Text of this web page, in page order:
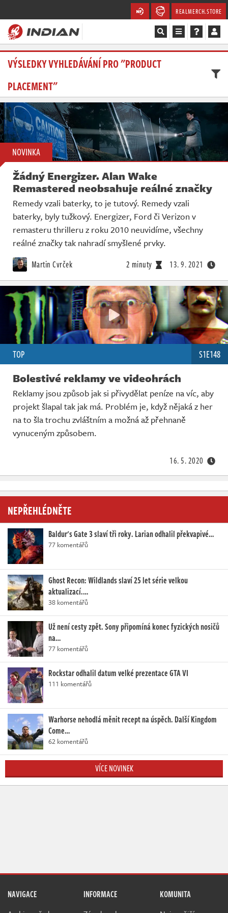
REALMERCH.STORE
Magazín
Recenze
Videa
Soutěže
Databáze
Komunita
Redakce
Živě
VÝSLEDKY VYHLEDÁVÁNÍ PRO "PRODUCT
PLACEMENT"
NOVINKA
Žádný Energizer. Alan Wake
Remastered neobsahuje reálné značky
Remedy vzali baterky, to je tutový. Remedy vzali
baterky, byly tužkový. Energizer, Ford či Verizon v
remasteru thrilleru z roku 2010 neuvidíme, všechny
reálné značky tak nahradí smyšlené prvky.
Martin Cvrček 2 minuty 13. 9. 2021
TOP S1E148
Bolestivé reklamy ve videohrách
Reklamy jsou způsob jak si přivydělat peníze na víc, aby
projekt šlapal tak jak má. Problém je, když nějaká z her
na to šla trochu zvláštním a možná až přehnaně
vynuceným způsobem.
16. 5. 2020
NEPŘEHLÉDNĚTE
Baldur's Gate 3 slaví tři roky. Larian odhalil překvapivé…
77 komentářů
Ghost Recon: Wildlands slaví 25 let série velkou
aktualizací.…
38 komentářů
Už není cesty zpět. Sony připomíná konec fyzických nosičů
na…
77 komentářů
Rockstar odhalil datum velké prezentace GTA VI
111 komentářů
Warhorse nehodlá měnit recept na úspěch. Další Kingdom
Come…
62 komentářů
VÍCE NOVINEK
NAVIGACE INFORMACE KOMUNITA